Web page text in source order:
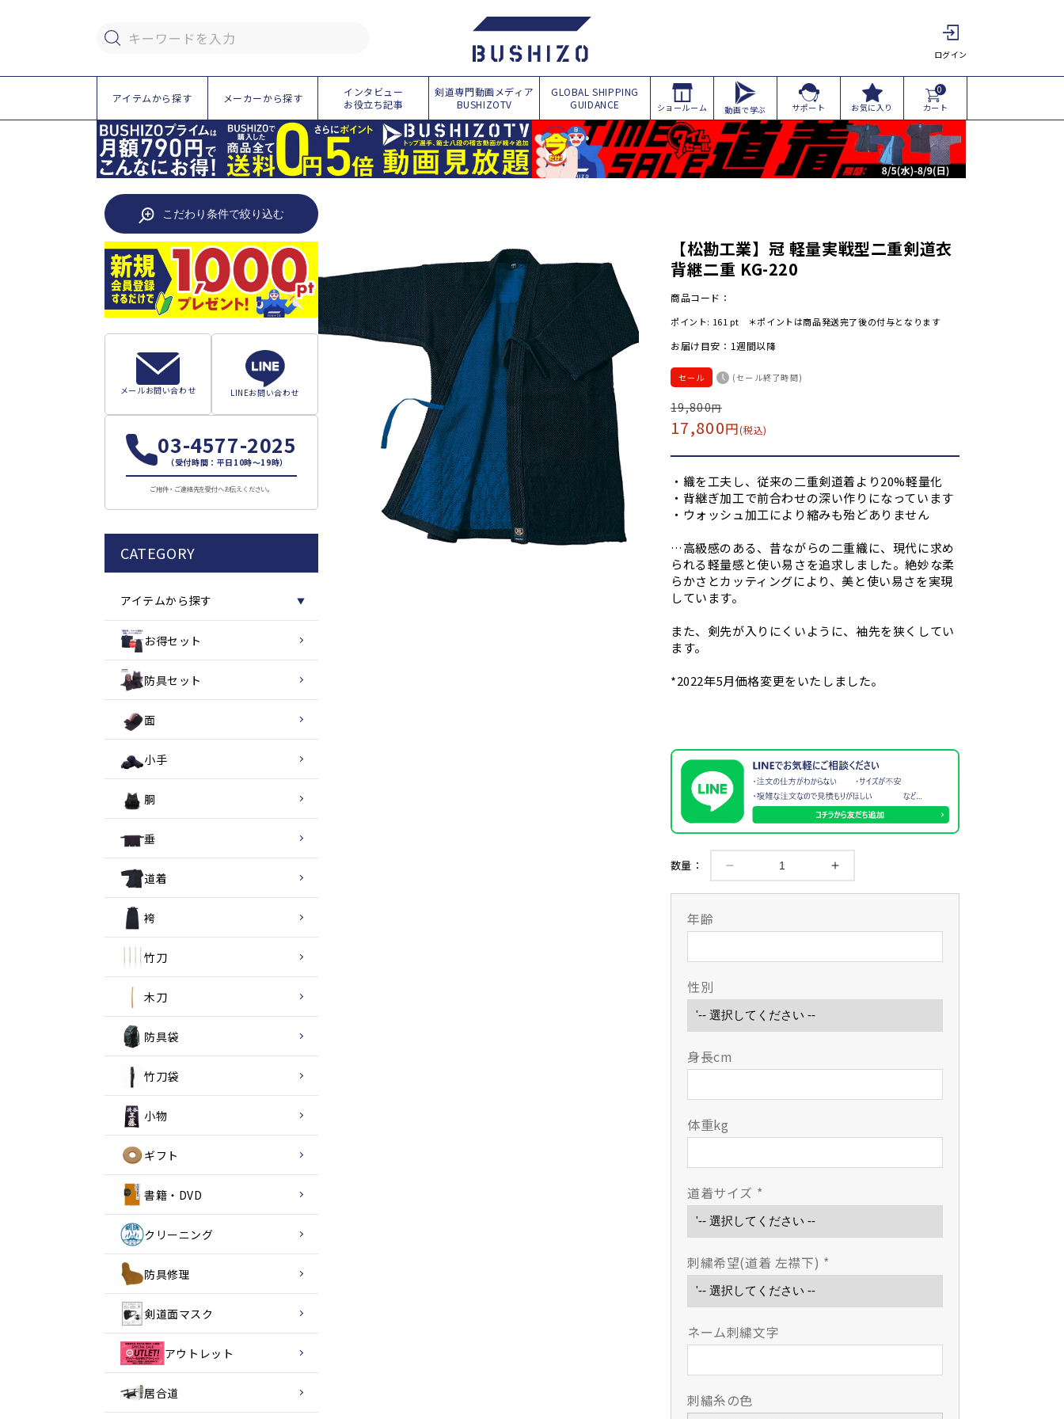
キーワードを入力
ログイン
アイテムから探す メーカーから探す
インタビュー
お役立ち記事
剣道専門動画メディア
BUSHIZOTV
GLOBAL SHIPPING
GUIDANCE
ショールーム 動画で学ぶ サポート お気に入り
0
カート
こだわり条件で絞り込む
メールお問い合わせ LINEお問い合わせ
03-4577-2025
（受付時間：平日10時～19時）
ご用件・ご連絡先を受付へお伝えください。
CATEGORY
アイテムから探す ▼
お得セット
防具セット
面
小手
胴
垂
道着
袴
竹刀
木刀
防具袋
竹刀袋
小物
ギフト
書籍・DVD
クリーニング
防具修理
剣道面マスク
アウトレット
居合道
商
ス
キ
ッ
プ
【松勘工業】冠 軽量実戦型二重剣道衣
背継二重 KG-220
商品コード：
ポイント: 161pt ＊ポイントは商品発送完了後の付与となります
お届け目安：1週間以降
セール (セール終了時間)
通
常
価
格
19,800円
セ
ー
ル
価
格
17,800円(税込)
・織を工夫し、従来の二重剣道着より20%軽量化
・背継ぎ加工で前合わせの深い作りになっています
・ウォッシュ加工により縮みも殆どありません
…高級感のある、昔ながらの二重織に、現代に求め
られる軽量感と使い易さを追求しました。絶妙な柔
らかさとカッティングにより、美と使い易さを実現
しています。
また、剣先が入りにくいように、袖先を狭くしてい
ます。
*2022年5月価格変更をいたしました。
数量：
勘
業】
実
戦
二
剣
衣
二
重
の
数
量
を
減
【松
勘
業】
剣
衣
量
増
年齢
性別
身長cm
体重kg
道着サイズ *
刺繍希望(道着 左襟下) *
ネーム刺繍文字
刺繡糸の色